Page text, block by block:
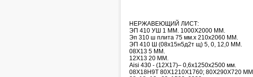
НЕРЖАВЕЮЩИЙ ЛИСТ:
ЭП 410 УШ 1 ММ. 1000Х2000 ММ.
Эп 310 ш плита 75 мм.х 210х2060 ММ.
ЭП 410 Ш (08х15н5д2т щ) 5, 0, 12,0 ММ.
08Х13 5 ММ.
12Х13 20 ММ.
Aisi 430 - (12Х17)– 0,6х1250х2500 мм.
08Х18Н9Т 80Х1210Х1760; 80Х290Х720 ММ.